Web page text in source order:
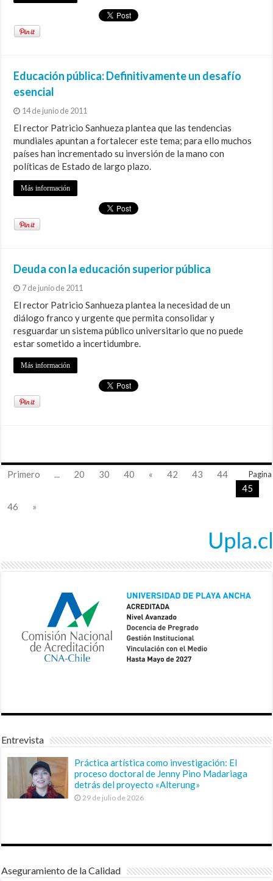
Educación pública: Definitivamente un desafío
esencial
14 de junio de 2011
El rector Patricio Sanhueza plantea que las tendencias
mundiales apuntan a fortalecer este tema; para ello muchos
países han incrementado su inversión de la mano con
políticas de Estado de largo plazo.
Más información
Deuda con la educación superior pública
7 de junio de 2011
El rector Patricio Sanhueza plantea la necesidad de un
diálogo franco y urgente que permita consolidar y
resguardar un sistema público universitario que no puede
estar sometido a incertidumbre.
Más información
Pagina
Primero ... 20 30 40 « 42 43
44
45
46
»
Entrevista
Práctica artística como investigación: El
proceso doctoral de Jenny Pino Madariaga
detrás del proyecto «Alterung»
29 de julio de 2026
Aseguramiento de la Calidad